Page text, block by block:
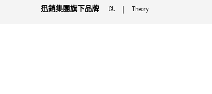
迅銷集團旗下品牌 GU Theory